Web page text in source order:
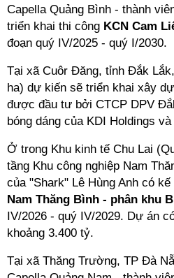
Capella Quảng Bình - thành
triển khai thi công KCN Cam
đoạn quý IV/2025 - quý I/2030.
Tại xã Cuôr Đăng, tỉnh Đắk Lắk,
ha) dự kiến sẽ triển khai xây
được đầu tư bởi CTCP DPV
bóng dáng của KDI Holdings
Ở trong Khu kinh tế Chu Lai
tầng Khu công nghiệp Nam
của "Shark" Lê Hùng Anh có
Nam Thăng Bình - phân khu B
IV/2026 - quý IV/2029. Dự án
khoảng 3.400 tỷ.
Tại xã Thăng Trường, TP Đà